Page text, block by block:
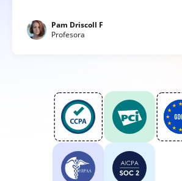
Pam Driscoll F
Profesora